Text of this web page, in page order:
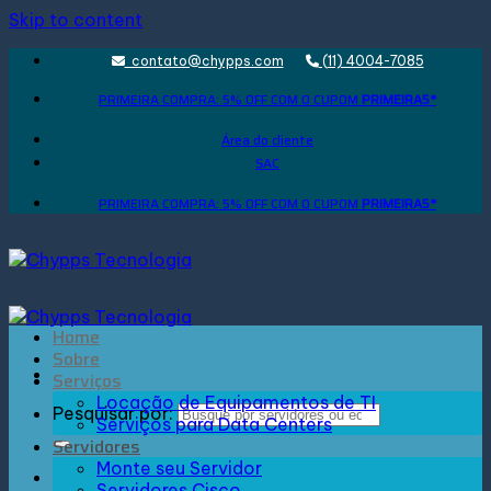
Skip to content
contato@chypps.com (11) 4004-7085
PRIMEIRA COMPRA: 5% OFF COM O CUPOM PRIMEIRA5*
Área do cliente
SAC
PRIMEIRA COMPRA: 5% OFF COM O CUPOM PRIMEIRA5*
Pesquisar por:
Entrar
Home
Sobre
Serviços
Locação de Equipamentos de TI
Serviços para Data Centers
Servidores
Monte seu Servidor